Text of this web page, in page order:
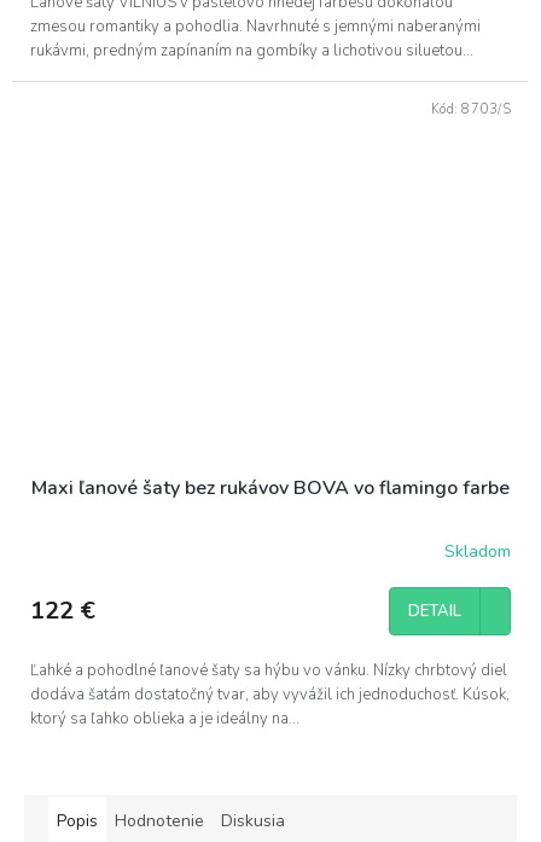
zmesou romantiky a pohodlia. Navrhnuté s jemnými naberanými
rukávmi, predným zapínaním na gombíky a lichotivou siluetou...
Maxi ľanové šaty bez rukávov BOVA vo flamingo farbe
Skladom
122 € DETAIL
Ľahké a pohodlné ľanové šaty sa hýbu vo vánku. Nízky chrbtový diel
dodáva šatám dostatočný tvar, aby vyvážil ich jednoduchosť. Kúsok,
ktorý sa ľahko oblieka a je ideálny na...
Kód: 8703/S
Popis Hodnotenie Diskusia